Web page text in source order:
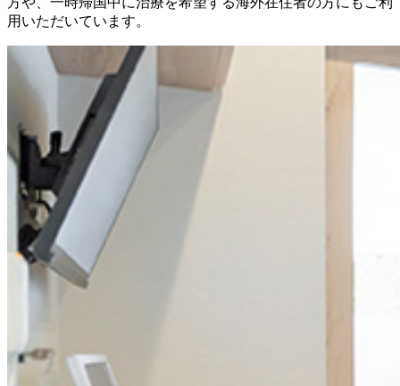
用いただいています。